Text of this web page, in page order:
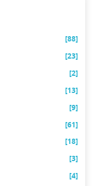
[88]
[23]
[2]
[13]
[9]
[61]
[18]
[3]
[4]